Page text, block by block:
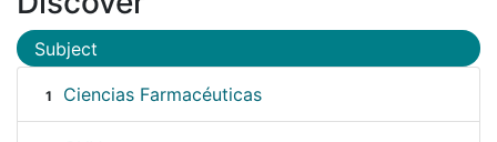
Subject
1 Ciencias Farmacéuticas